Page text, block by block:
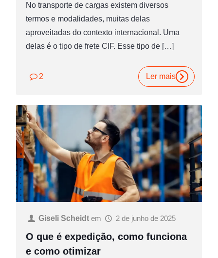
No transporte de cargas existem diversos
termos e modalidades, muitas delas
aproveitadas do contexto internacional. Uma
delas é o tipo de frete CIF. Esse tipo de […]
2 Ler mais
Giseli Scheidt em 2 de junho de 2025
O que é expedição, como funciona
e como otimizar